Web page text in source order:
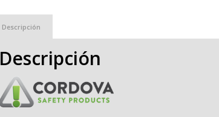
Descripción
Descripción